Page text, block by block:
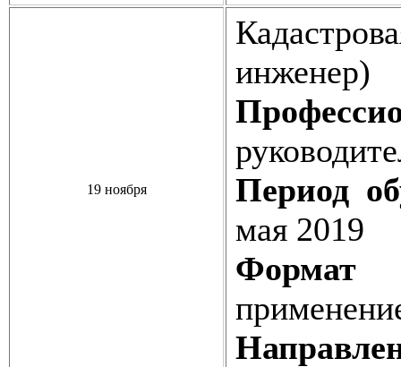
19 ноября
инженер)
Период
мая 2019
Формат